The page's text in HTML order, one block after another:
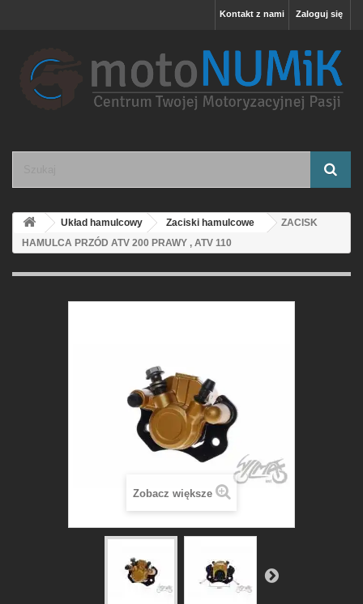
Zaloguj się
Kontakt z nami
Układ hamulcowy Zaciski hamulcowe
ZACISK
HAMULCA PRZÓD ATV 200 PRAWY , ATV 110
Zobacz większe